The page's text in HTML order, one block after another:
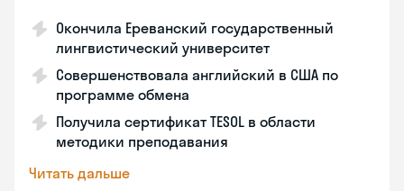
Окончила Ереванский государственный
лингвистический университет
Совершенствовала английский в США по
программе обмена
Получила сертификат TESOL в области
методики преподавания
Читать дальше